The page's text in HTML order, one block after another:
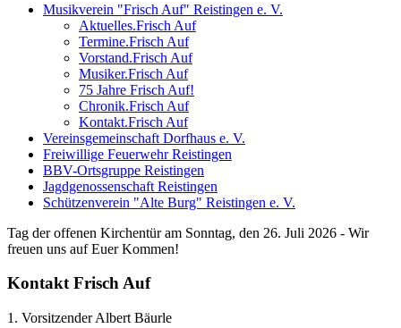
Musikverein "Frisch Auf" Reistingen e. V.
Aktuelles.Frisch Auf
Termine.Frisch Auf
Vorstand.Frisch Auf
Musiker.Frisch Auf
75 Jahre Frisch Auf!
Chronik.Frisch Auf
Kontakt.Frisch Auf
Vereinsgemeinschaft Dorfhaus e. V.
Freiwillige Feuerwehr Reistingen
BBV-Ortsgruppe Reistingen
Jagdgenossenschaft Reistingen
Schützenverein "Alte Burg" Reistingen e. V.
Tag der offenen Kirchentür am Sonntag, den 26. Juli 2026 - Wir
freuen uns auf Euer Kommen!
Kontakt Frisch Auf
1. Vorsitzender Albert Bäurle